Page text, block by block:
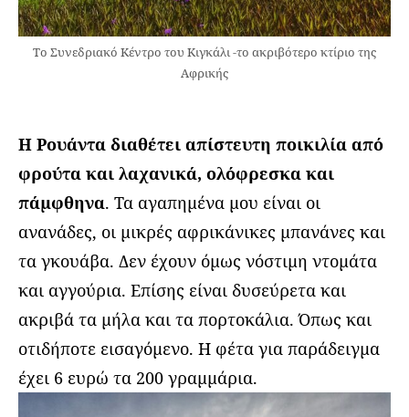
Το Συνεδριακό Κέντρο του Κιγκάλι -το ακριβότερο κτίριο της
Αφρικής
Η Ρουάντα διαθέτει απίστευτη ποικιλία από
φρούτα και λαχανικά, ολόφρεσκα και
πάμφθηνα. Τα αγαπημένα μου είναι οι
ανανάδες, οι μικρές αφρικάνικες μπανάνες και
τα γκουάβα. Δεν έχουν όμως νόστιμη ντομάτα
και αγγούρια. Επίσης είναι δυσεύρετα και
ακριβά τα μήλα και τα πορτοκάλια. Όπως και
οτιδήποτε εισαγόμενο. Η φέτα για παράδειγμα
έχει 6 ευρώ τα 200 γραμμάρια.